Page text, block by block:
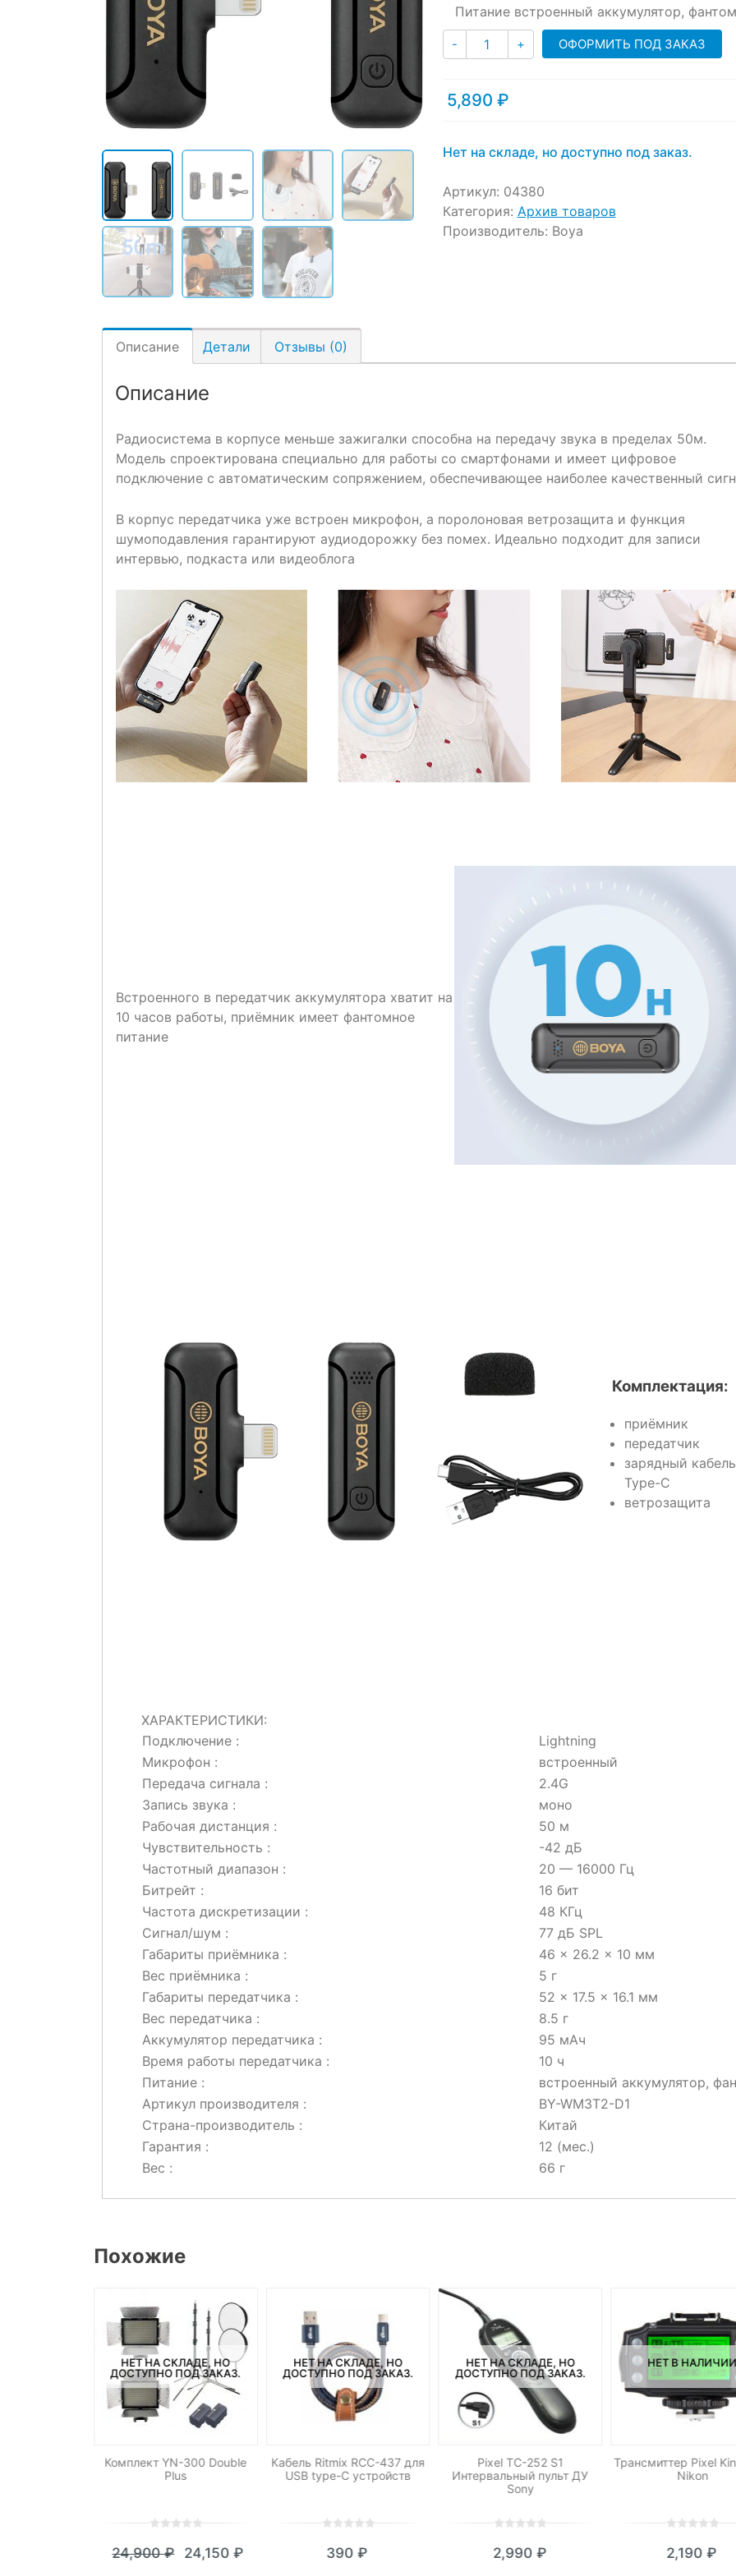
customer
Питание встроенный аккумулятор,
- Количество
+ ОФОРМИТЬ ПОД ЗАКАЗ
5,890 ₽
Нет на складе, но доступно под заказ.
Артикул: 04380
Категория: Архив товаров
Производитель: Boya
Описание Детали Отзывы (0)
Описание
Радиосистема в корпусе меньше зажигалки способна на передачу звука в пределах 50м.
Модель спроектирована специально для работы со смартфонами и имеет цифровое
подключение с автоматическим сопряжением, обеспечивающее наиболее качественный
В корпус передатчика уже встроен микрофон, а поролоновая ветрозащита и функция
шумоподавления гарантируют аудиодорожку без помех. Идеально подходит для записи
интервью, подкаста или видеоблога
Встроенного в передатчик аккумулятора хватит на
10 часов работы, приёмник имеет фантомное
питание
Комплектация:
приёмник
передатчик
зарядный кабель
Type-C
ветрозащита
ХАРАКТЕРИСТИКИ:
Подключение :
Lightning
Микрофон :
встроенный
Передача сигнала :
2.4G
Запись звука :
моно
Рабочая дистанция :
50 м
Чувствительность :
-42 дБ
Частотный диапазон :
20 — 16000 Гц
Битрейт :
16 бит
Частота дискретизации :
48 КГц
Сигнал/шум :
77 дБ SPL
Габариты приёмника :
46 × 26.2 × 10 мм
Вес приёмника :
5 г
Габариты передатчика :
52 × 17.5 × 16.1 мм
Вес передатчика :
8.5 г
Аккумулятор передатчика :
95 мАч
Время работы передатчика :
10 ч
Питание :
встроенный аккумулятор,
Артикул производителя :
BY-WM3T2-D1
Страна-производитель :
Китай
Гарантия :
12 (мес.)
Вес :
66 г
Похожие
НЕТ НА СКЛАДЕ, НО
ДОСТУПНО ПОД ЗАКАЗ.
Комплект YN-300 Double
Plus
out
24,900₽
Первоначальная
24,150₽
Текущая
НЕТ НА СКЛАДЕ, НО
ДОСТУПНО ПОД ЗАКАЗ.
Кабель Ritmix RCC-437 для
USB type-C устройств
out
390₽
НЕТ НА СКЛАДЕ, НО
ДОСТУПНО ПОД ЗАКАЗ.
Pixel TC-252 S1
Интервальный пульт ДУ
Sony
out
2,990 ₽
НЕТ В
Трансмиттер Pixel
Nikon
out
2,190₽